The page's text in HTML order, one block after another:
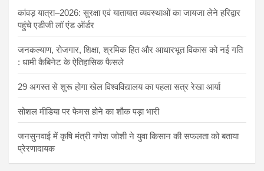
कांवड़ यात्रा–2026: सुरक्षा एवं यातायात व्यवस्थाओं का जायजा लेने हरिद्वार
पहुंचे एडीजी लॉ एंड ऑर्डर
जनकल्याण, रोजगार, शिक्षा, श्रमिक हित और आधारभूत विकास को नई गति
: धामी कैबिनेट के ऐतिहासिक फैसले
29 अगस्त से शुरू होगा खेल विश्वविद्यालय का पहला सत्र रेखा आर्या
सोशल मीडिया पर फेमस होने का शौक पड़ा भारी
जनसुनवाई में कृषि मंत्री गणेश जोशी ने युवा किसान की सफलता को बताया
प्रेरणादायक